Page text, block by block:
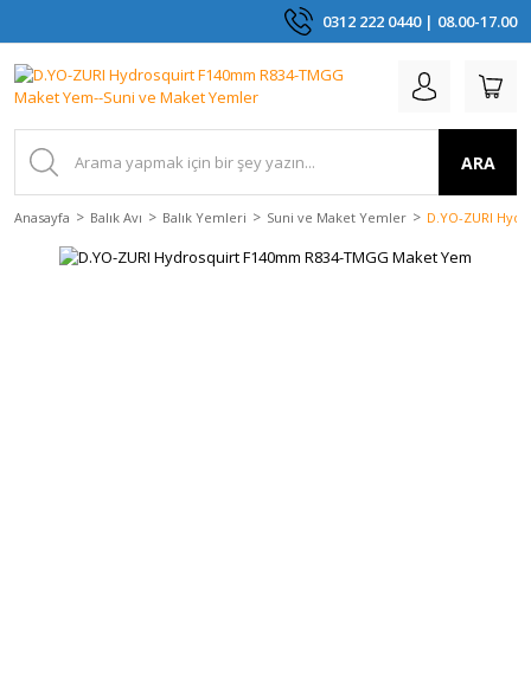
0312 222 0440 | 08.00-17.00
ARA
Anasayfa Balık Avı Balık Yemleri Suni ve Maket Yemler D.YO-ZURI